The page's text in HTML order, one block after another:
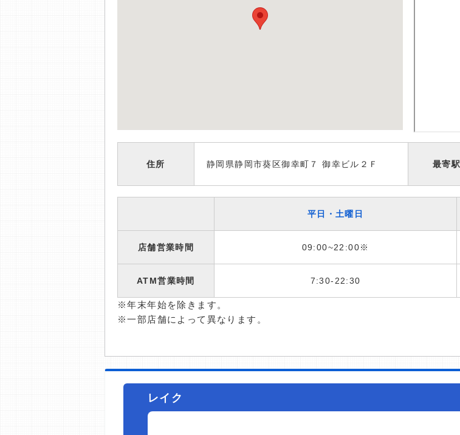
住所 静岡県静岡市葵区御幸町７ 御幸ビル２Ｆ 最寄駅
平日・土曜日
店舗営業時間 09:00~22:00※
ATM営業時間 7:30-22:30
※年末年始を除きます。
※一部店舗によって異なります。
レイク